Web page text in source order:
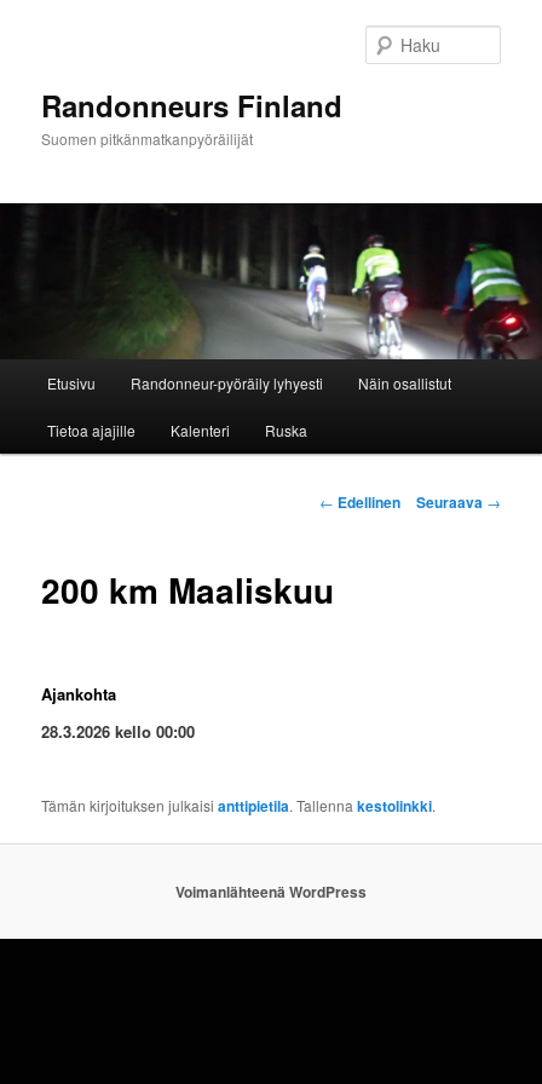
Randonneurs Finland
Suomen pitkänmatkanpyöräilijät
Etusivu Randonneur-pyöräily lyhyesti Näin osallistut
Tietoa ajajille Kalenteri Ruska
Artikkelien
← Edellinen Seuraava →
200 km Maaliskuu
Ajankohta
28.3.2026 kello 00:00
Tämän kirjoituksen julkaisianttipietila. Tallennakestolinkki.
Voimanlähteenä WordPress